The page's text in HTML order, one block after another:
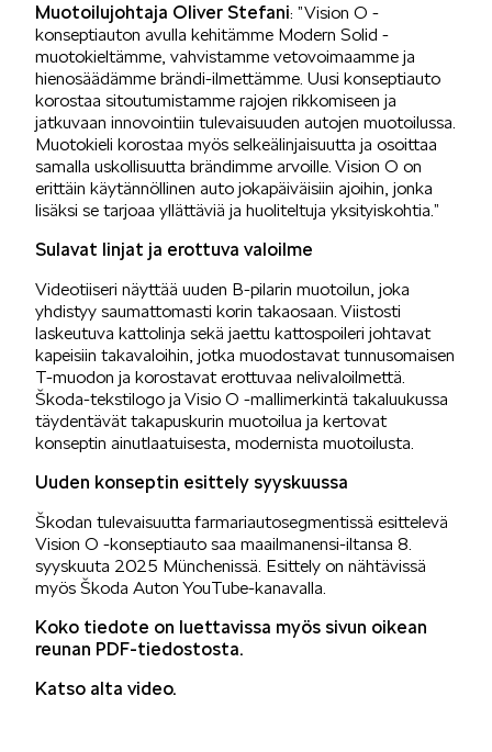
KOEAJOSSA
KAASUAUTOT
KUVASSA
MEIDÄN ŠKODAMME
Muotoilujohtaja Oliver Stefani: ”Vision O -
konseptiauton avulla kehitämme Modern Solid -
muotokieltämme, vahvistamme vetovoimaamme ja
hienosäädämme brändi-ilmettämme. Uusi konseptiauto
korostaa sitoutumistamme rajojen rikkomiseen ja
jatkuvaan innovointiin tulevaisuuden autojen muotoilussa.
Muotokieli korostaa myös selkeälinjaisuutta ja osoittaa
samalla uskollisuutta brändimme arvoille. Vision O on
erittäin käytännöllinen auto jokapäiväisiin ajoihin, jonka
lisäksi se tarjoaa yllättäviä ja huoliteltuja yksityiskohtia.”
Sulavat linjat ja erottuva valoilme
Videotiiseri näyttää uuden B-pilarin muotoilun, joka
yhdistyy saumattomasti korin takaosaan. Viistosti
laskeutuva kattolinja sekä jaettu kattospoileri johtavat
kapeisiin takavaloihin, jotka muodostavat tunnusomaisen
T-muodon ja korostavat erottuvaa nelivaloilmettä.
Škoda-tekstilogo ja Visio O -mallimerkintä takaluukussa
täydentävät takapuskurin muotoilua ja kertovat
konseptin ainutlaatuisesta, modernista muotoilusta.
Uuden konseptin esittely syyskuussa
Škodan tulevaisuutta farmariautosegmentissä esittelevä
Vision O -konseptiauto saa maailmanensi-iltansa 8.
syyskuuta 2025 Münchenissä. Esittely on nähtävissä
myös Škoda Auton YouTube-kanavalla.
Koko tiedote on luettavissa myös sivun oikean
reunan PDF-tiedostosta.
Katso alta video.